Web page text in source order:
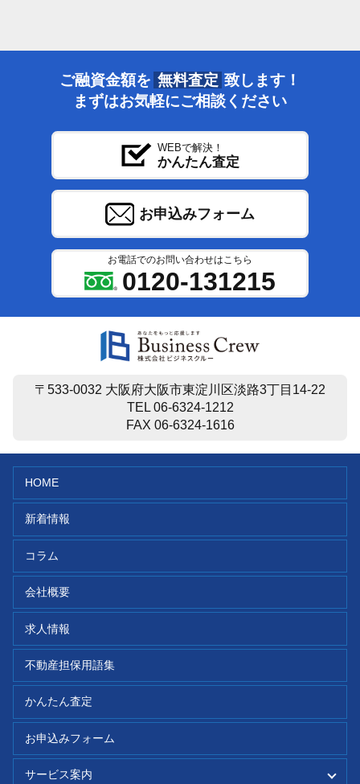
ご融資金額を 無料査定 致します！
まずはお気軽にご相談ください
WEBで解決！
かんたん査定
お申込みフォーム
お電話でのお問い合わせはこちら
0120-131215
〒533-0032 大阪府大阪市東淀川区淡路3丁目14-22
TEL 06-6324-1212
FAX 06-6324-1616
HOME
新着情報
コラム
会社概要
求人情報
不動産担保用語集
かんたん査定
お申込みフォーム
サービス案内